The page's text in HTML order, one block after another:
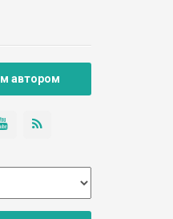
автором